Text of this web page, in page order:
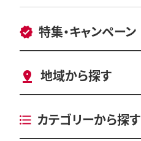
特集・キャンペーン
地域から探す
カテゴリーから探す